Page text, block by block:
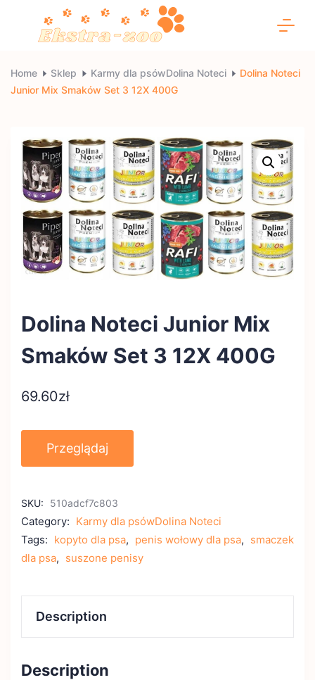
Ekstra-
zoo
Home Sklep Karmy dla psówDolina Noteci
Dolina Noteci
Junior Mix Smaków Set 3 12X 400G
Dolina Noteci Junior Mix
Smaków Set 3 12X 400G
69.60zł
Przeglądaj
SKU: 510adcf7c803
Category: Karmy dla psówDolina Noteci
Tags: kopyto dla psa, penis wołowy dla psa, smaczek
dla psa, suszone penisy
Description
Description